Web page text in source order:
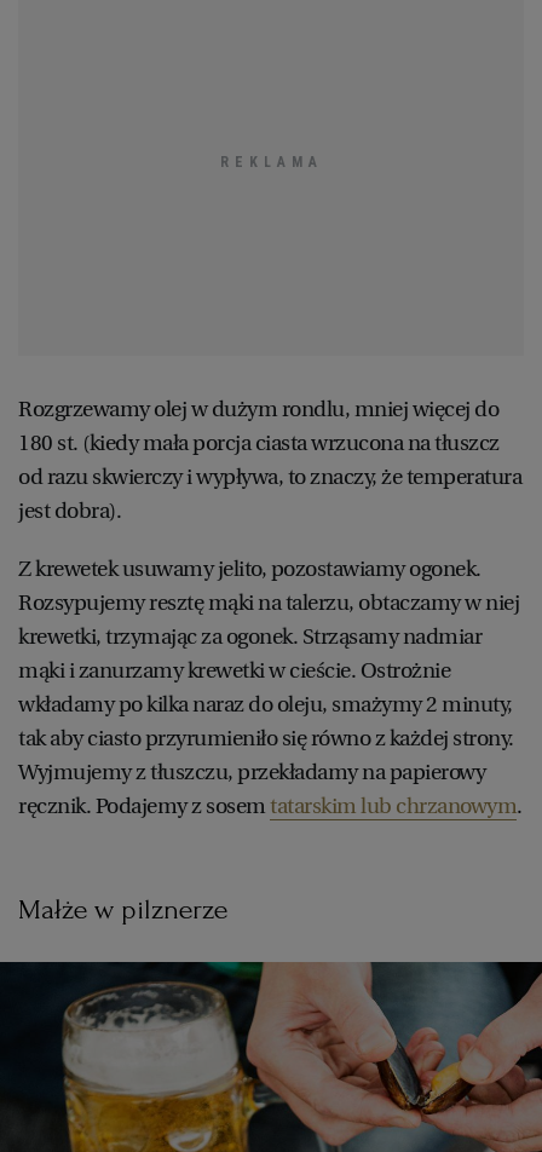
Rozgrzewamy olej w dużym rondlu, mniej więcej do
180 st. (kiedy mała porcja ciasta wrzucona na tłuszcz
od razu skwierczy i wypływa, to znaczy, że temperatura
jest dobra).
Z krewetek usuwamy jelito, pozostawiamy ogonek.
Rozsypujemy resztę mąki na talerzu, obtaczamy w niej
krewetki, trzymając za ogonek. Strząsamy nadmiar
mąki i zanurzamy krewetki w cieście. Ostrożnie
wkładamy po kilka naraz do oleju, smażymy 2 minuty,
tak aby ciasto przyrumieniło się równo z każdej strony.
Wyjmujemy z tłuszczu, przekładamy na papierowy
ręcznik. Podajemy z sosemtatarskim lub chrzanowym.
Małże w pilznerze